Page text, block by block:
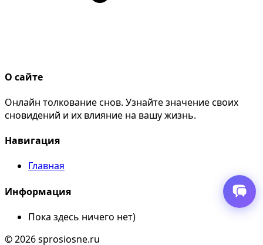
О сайте
Онлайн толкование снов. Узнайте значение своих
сновидений и их влияние на вашу жизнь.
Навигация
Главная
Информация
Пока здесь ничего нет)
© 2026 sprosiosne.ru